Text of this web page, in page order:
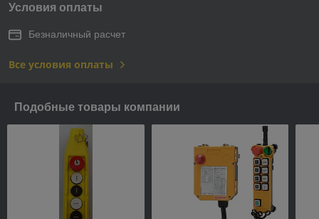
Условия оплаты
Безналичный расчет
Все условия оплаты
Подобные товары компании